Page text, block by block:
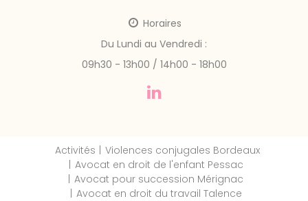
Horaires
Du Lundi au Vendredi :
09h30 - 13h00 / 14h00 - 18h00
Activités
Violences conjugales Bordeaux
Avocat en droit de l'enfant Pessac
Avocat pour succession Mérignac
Avocat en droit du travail Talence